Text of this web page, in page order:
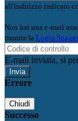
all'indirizzo indicato
Non hai una e-mail
tramite la Login
E-mail inviata, si
Errore
Chiudi
Successo